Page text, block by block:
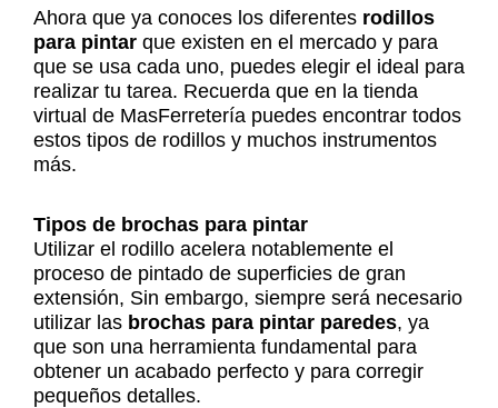
Ahora que ya conoces los diferentes rodillos
para pintar que existen en el mercado y para
que se usa cada uno, puedes elegir el ideal para
realizar tu tarea. Recuerda que en la tienda
virtual de MasFerretería puedes encontrar todos
estos tipos de rodillos y muchos instrumentos
más.
Tipos de brochas para pintar
Utilizar el rodillo acelera notablemente el
proceso de pintado de superficies de gran
extensión, Sin embargo, siempre será necesario
utilizar las brochas para pintar paredes, ya
que son una herramienta fundamental para
obtener un acabado perfecto y para corregir
pequeños detalles.